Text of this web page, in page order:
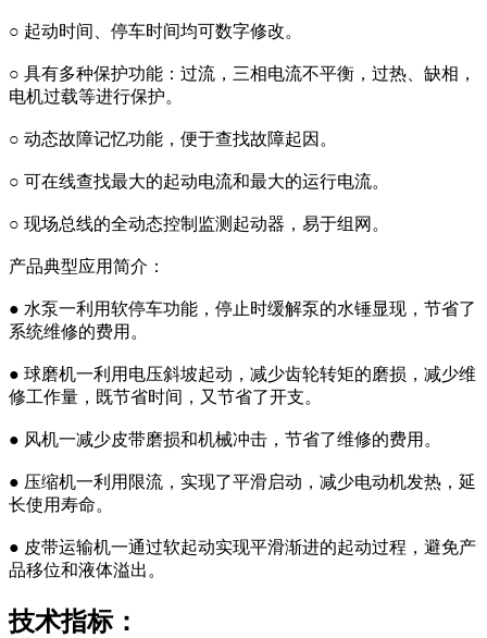
○ 起动时间、停车时间均可数字修改。
○ 具有多种保护功能：过流，三相电流不平衡，过热、缺相，
电机过载等进行保护。
○ 动态故障记忆功能，便于查找故障起因。
○ 可在线查找最大的起动电流和最大的运行电流。
○ 现场总线的全动态控制监测起动器，易于组网。
产品典型应用简介：
● 水泵一利用软停车功能，停止时缓解泵的水锤显现，节省了
系统维修的费用。
● 球磨机一利用电压斜坡起动，减少齿轮转矩的磨损，减少维
修工作量，既节省时间，又节省了开支。
● 风机一减少皮带磨损和机械冲击，节省了维修的费用。
● 压缩机一利用限流，实现了平滑启动，减少电动机发热，延
长使用寿命。
● 皮带运输机一通过软起动实现平滑渐进的起动过程，避免产
品移位和液体溢出。
技术指标：